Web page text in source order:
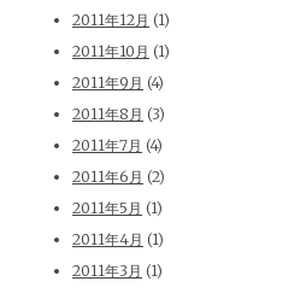
2011年12月 (1)
2011年10月 (1)
2011年9月 (4)
2011年8月 (3)
2011年7月 (4)
2011年6月 (2)
2011年5月 (1)
2011年4月 (1)
2011年3月 (1)